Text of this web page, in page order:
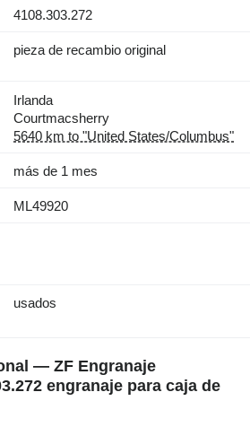
4108.303.272
pieza de recambio original
Irlanda
Courtmacsherry
5640 km to "United States/Columbus"
más de 1 mes
ML49920
usados
— ZF Engranaje
engranaje para caja de